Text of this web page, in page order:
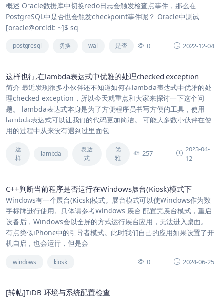
概述 Oracle数据库中切换redo日志会触发检查点事件，那么在
PostgreSQL中是否也会触发checkpoint事件呢？ Oracle中测试
[oracle@orcldb ~]$ sq
postgresql 切换 wal 是否 0 2022-12-04
这样也行,在lambda表达式中优雅的处理checked exception
简介 最近发现很多小伙伴还不知道如何在lambda表达式中优雅的处
理checked exception，所以今天就重点和大家来探讨一下这个问
题。 lambda表达式本身是为了方便程序员书写方便的工具，使用
lambda表达式可以让我们的代码更加简洁。 可能大多数小伙伴在使
用的过程中从来没有遇到过里面包
这
样
lambda
表达
式
优
雅
257
2023-04-
12
C++判断当前程序是否运行在Windows展台(Kiosk)模式下
Windows有一个展台(Kiosk)模式。展台模式可以使Windows作为数
字标牌进行使用。具体请参考Windows 展台 配置完展台模式，重启
设备后，Windows会以全屏的方式运行展台应用，无法进入桌面。
有点类似iPhone中的引导者模式。此时我们自己的应用如果设置了开
机自启，也会运行，但是会
windows kiosk 0 2024-06-25
[转帖]TiDB 环境与系统配置检查